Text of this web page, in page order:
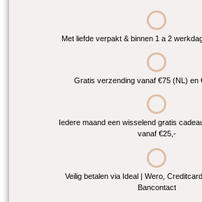
Met liefde verpakt & binnen 1 a 2
Gratis verzending vanaf €75 (NL) en
Iedere maand een wisselend gratis
vanaf €25,-
Veilig betalen via Ideal | Wero,
Bancontact